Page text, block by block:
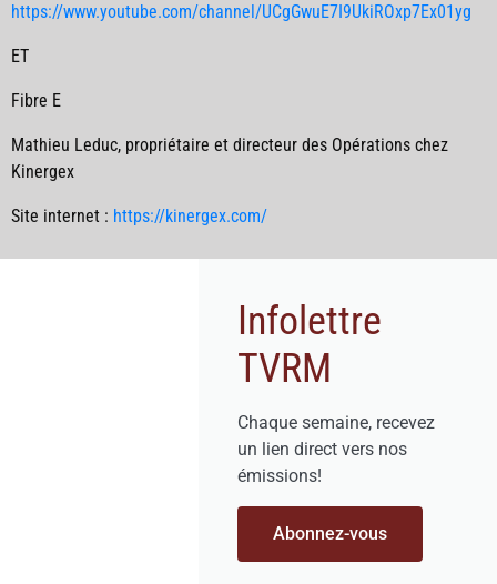
https://www.youtube.com/channel/UCgGwuE7I9UkiROxp7Ex01yg
ET
Fibre E
Mathieu Leduc, propriétaire et directeur des Opérations chez
Kinergex
Site internet : https://kinergex.com/
Infolettre
TVRM
Chaque semaine, recevez
un lien direct vers nos
émissions!
Abonnez-vous